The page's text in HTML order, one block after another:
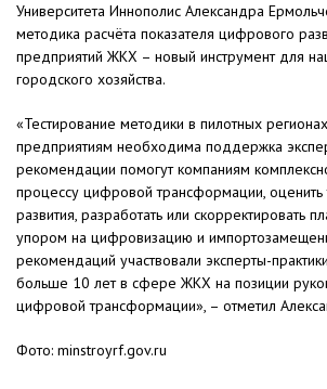
Университета Иннополис Александра
методика расчёта показателя цифрового
предприятий ЖКХ – новый инструмент для
городского хозяйства.
«Тестирование методики в пилотных
предприятиям необходима поддержка
рекомендации помогут компаниям
процессу цифровой трансформации, оценить
развития, разработать или скорректировать
упором на цифровизацию и
рекомендаций участвовали эксперты-
больше 10 лет в сфере ЖКХ на позиции
цифровой трансформации», – отметил
Фото: minstroyrf.gov.ru